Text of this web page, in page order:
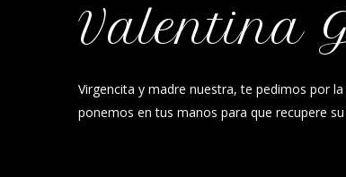
Valentina
Virgencita y madre nuestra, te pedimos por
ponemos en tus manos para que recupere